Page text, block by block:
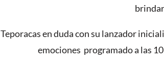
Teporacas en duda con su lanzador
emociones programado a las